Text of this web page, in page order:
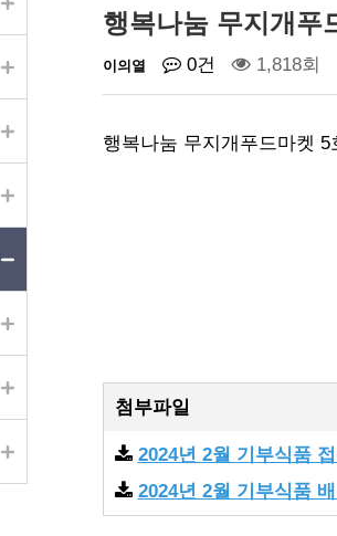
행복나눔 무지개푸
이의열 0건 1,818회
행복나눔 무지개푸드마켓
첨부파일
2024년 2월 기부식품
2024년 2월 기부식품